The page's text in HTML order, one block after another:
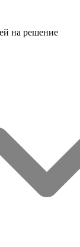
на решение